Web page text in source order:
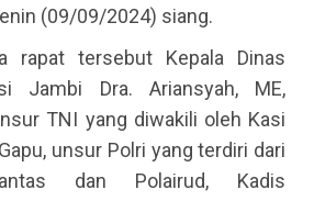
(09/09/2024) siang.
rapat tersebut Kepala Dinas
Jambi Dra. Ariansyah, ME,
TNI yang diwakili oleh Kasi
unsur Polri yang terdiri dari
dan Polairud, Kadis